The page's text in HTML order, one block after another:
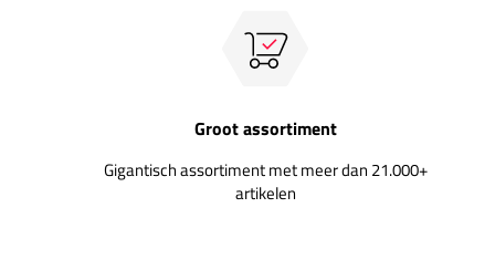
Groot assortiment
Gigantisch assortiment met meer dan 21.000+
artikelen